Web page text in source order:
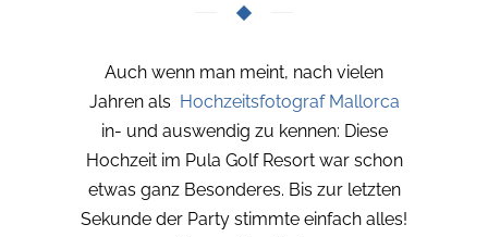
Auch wenn man meint, nach vielen
Jahren als Hochzeitsfotograf Mallorca
in- und auswendig zu kennen: Diese
Hochzeit im Pula Golf Resort war schon
etwas ganz Besonderes. Bis zur letzten
Sekunde der Party stimmte einfach alles!